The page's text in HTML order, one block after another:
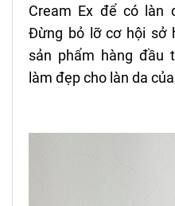
Cream Ex để có làn
Đừng bỏ lỡ cơ hội sở
sản phẩm hàng đầu
làm đẹp cho làn da